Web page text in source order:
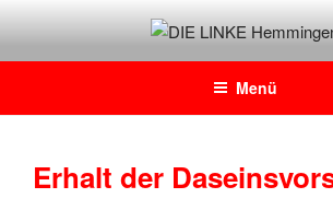
springenDIE LINKE
Daniel Josten, DIE LINKE im Rat der Stadt
Menü
Erhalt der